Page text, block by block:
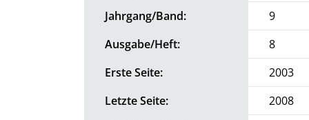
Jahrgang/Band:
9
Ausgabe/Heft:
8
Erste Seite:
2003
Letzte Seite:
2008